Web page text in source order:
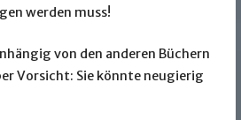
werden muss!
von den anderen Büchern
Vorsicht: Sie könnte neugierig